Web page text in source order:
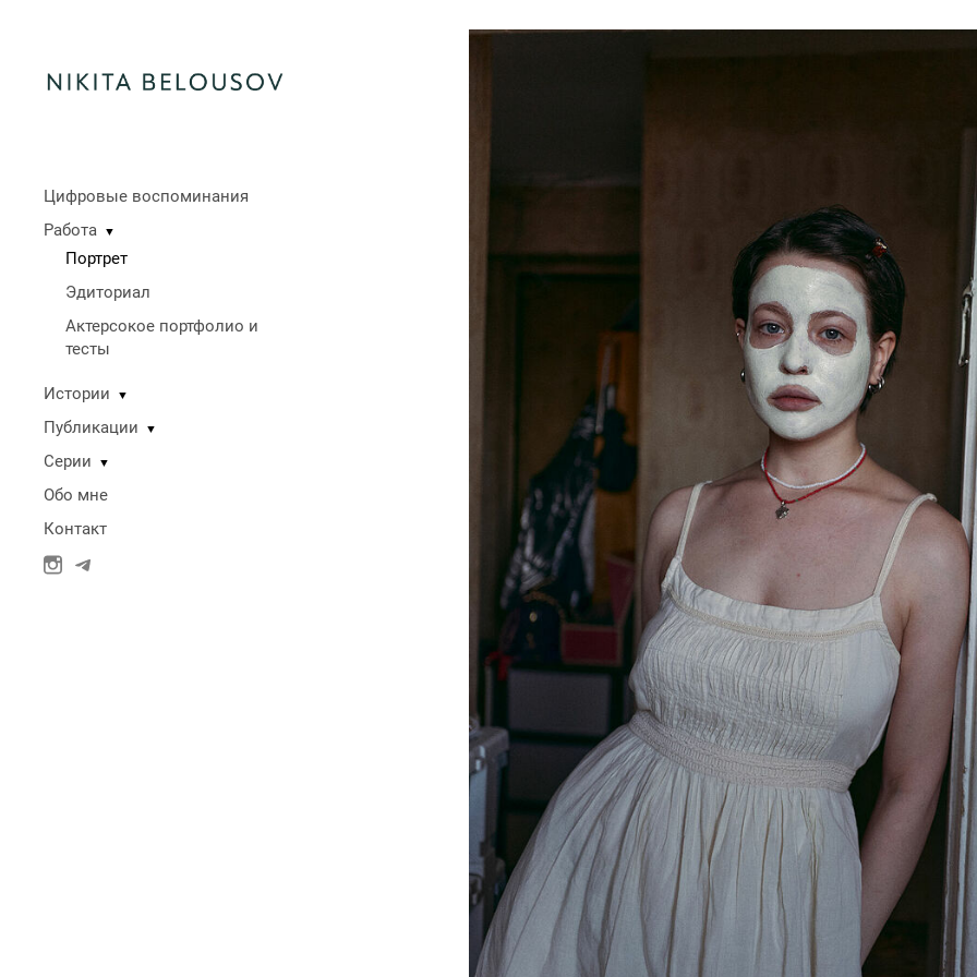
Цифровые воспоминания
Работа
▼
Портрет
Эдиториал
Актерсокое портфолио и
тесты
Истории ▼
Публикации ▼
Серии ▼
Обо мне
Контакт